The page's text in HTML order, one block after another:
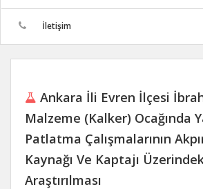
İletişim
Ankara İli Evren İlçesi
Malzeme (Kalker) Ocağında
Patlatma Çalışmalarının
Kaynağı Ve Kaptajı
Araştırılması